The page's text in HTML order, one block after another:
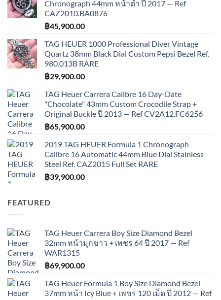
Chronograph 44mm หน้าดำ ปี 2017 — Ref
CAZ2010.BA0876
฿45,900.00
TAG HEUER 1000 Professional Diver Vintage
Quartz 38mm Black Dial Custom Pepsi Bezel Ref.
980.013B RARE
฿29,900.00
TAG Heuer Carrera Calibre 16 Day-Date
"Chocolate" 43mm Custom Crocodile Strap +
Original Buckle ปี 2013 — Ref CV2A12.FC6256
฿65,900.00
2019 TAG HEUER Formula 1 Chronograph
Calibre 16 Automatic 44mm Blue Dial Stainless
Steel Ref. CAZ2015 Full Set RARE
฿39,900.00
FEATURED
TAG Heuer Carrera Boy Size Diamond Bezel
32mm หน้ามุกขาว + เพชร 64 ปี 2017 — Ref
WAR1315
฿69,900.00
TAG Heuer Formula 1 Boy Size Diamond Bezel
37mm หน้า Icy Blue + เพชร 120 เม็ด ปี 2012 — Ref